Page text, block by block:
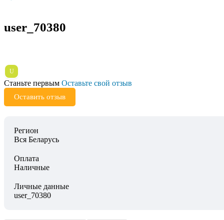
user_70380
U
Станьте первым Оставьте свой отзыв
Оставить отзыв
Регион
Вся Беларусь
Оплата
Наличные
Личные данные
user_70380